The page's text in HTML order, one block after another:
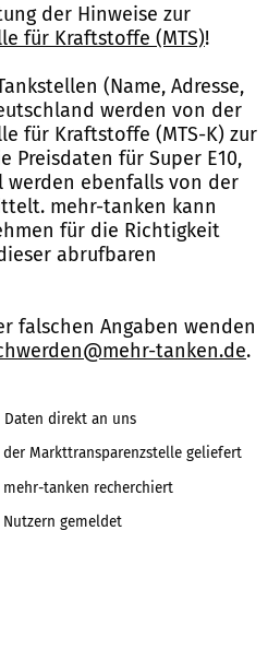
der Hinweise zur
für Kraftstoffe (MTS)!
(Name, Adresse,
werden von der
für Kraftstoffe (MTS-K) zur
Preisdaten für Super E10,
werden ebenfalls von der
mehr-tanken kann
für die Richtigkeit
abrufbaren
falschen Angaben wenden
tanken.de.
direkt an uns
Markttransparenzstelle geliefert
tanken recherchiert
gemeldet